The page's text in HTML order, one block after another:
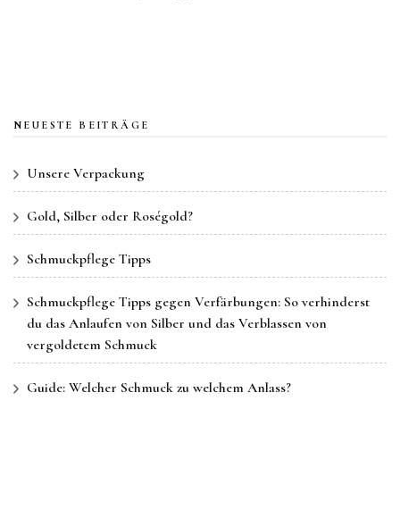
NEUESTE BEITRÄGE
Unsere Verpackung
Gold, Silber oder Roségold?
Schmuckpflege Tipps
Schmuckpflege Tipps gegen Verfärbungen: So verhinderst
du das Anlaufen von Silber und das Verblassen von
vergoldetem Schmuck
Guide: Welcher Schmuck zu welchem Anlass?